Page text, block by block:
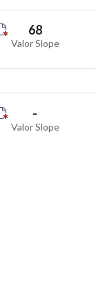
68
Valor Slope
-
Valor Slope